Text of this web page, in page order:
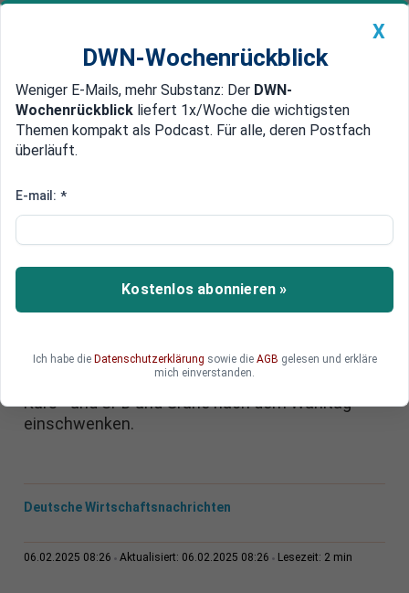
Newsticker MEIN DWN: Geldanlage Premium
Edelmetalle DWN-Magazin China
Merz rechnet bei Migrationskurs
Grüne
Der CDU-Vorsitzende Friedrich Merz zeigt sich
unbeirrt von den Protesten im Land, die sich
und AfD im Bundestag richten. Merz sieht seine
Partei in der Migrationspolitik auf dem richtigen
Kurs - und SPD und Grüne nach dem Wahltag
einschwenken.
Deutsche Wirtschaftsnachrichten
06.02.2025 08:26 Aktualisiert: 06.02.2025 08:26 Lesezeit: 2 min
X
DWN-Wochenrückblick
Weniger E-Mails, mehr Substanz: Der DWN-
Wochenrückblick liefert 1x/Woche die wichtigsten
Themen kompakt als Podcast. Für alle, deren Postfach
überläuft.
E-mail: *
Kostenlos abonnieren »
Ich habe die Datenschutzerklärung sowie die AGB gelesen und erkläre
mich einverstanden.